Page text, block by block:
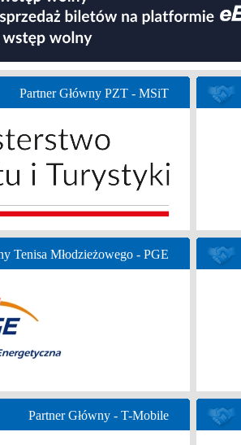
Partner Główny PZT - MSiT
Tenisa Młodzieżowego - PGE
Partner Główny - T-Mobile